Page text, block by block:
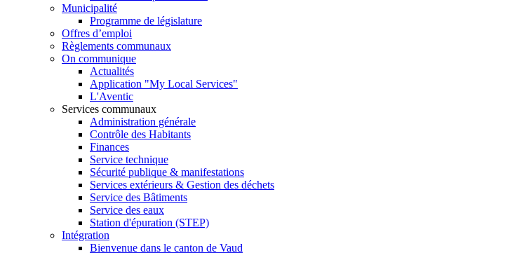
Municipalité
Programme de législature
Offres d’emploi
Règlements communaux
On communique
Actualités
Application "My Local Services"
L'Aventic
Services communaux
Administration générale
Contrôle des Habitants
Finances
Service technique
Sécurité publique & manifestations
Services extérieurs & Gestion des déchets
Service des Bâtiments
Service des eaux
Station d'épuration (STEP)
Intégration
Bienvenue dans le canton de Vaud